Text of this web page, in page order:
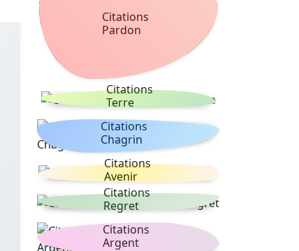
Citations
Pardon
Citations
Terre
Citations
Chagrin
Citations
Avenir
Citations
Regret
Citations
Argent